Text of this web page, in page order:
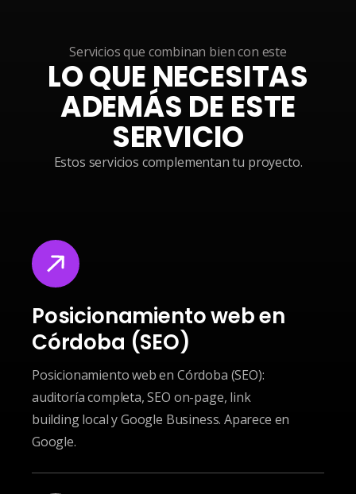
Servicios que combinan bien con este
LO QUE NECESITAS
ADEMÁS DE ESTE
SERVICIO
Estos servicios complementan tu proyecto.
Posicionamiento web en
Córdoba (SEO)
Posicionamiento web en Córdoba (SEO):
auditoría completa, SEO on-page, link
building local y Google Business. Aparece en
Google.